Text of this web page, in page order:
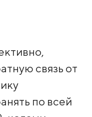
связь от
по всей